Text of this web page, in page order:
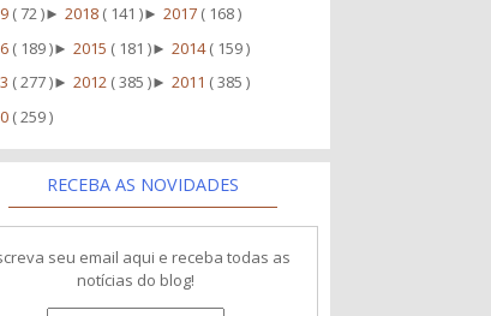
( 72 )►2018 ( 141 )►2017 ( 168 )
( 189 )►2015 ( 181 )►2014( 159 )
( 277 )►2012 ( 385 )►2011 ( 385 )
( 259 )
RECEBA AS NOVIDADES
seu email aqui e receba todas as
notícias do blog!